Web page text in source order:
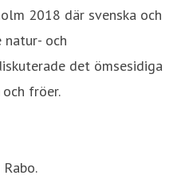
2018 där svenska och
natur- och
det ömsesidiga
fröer.